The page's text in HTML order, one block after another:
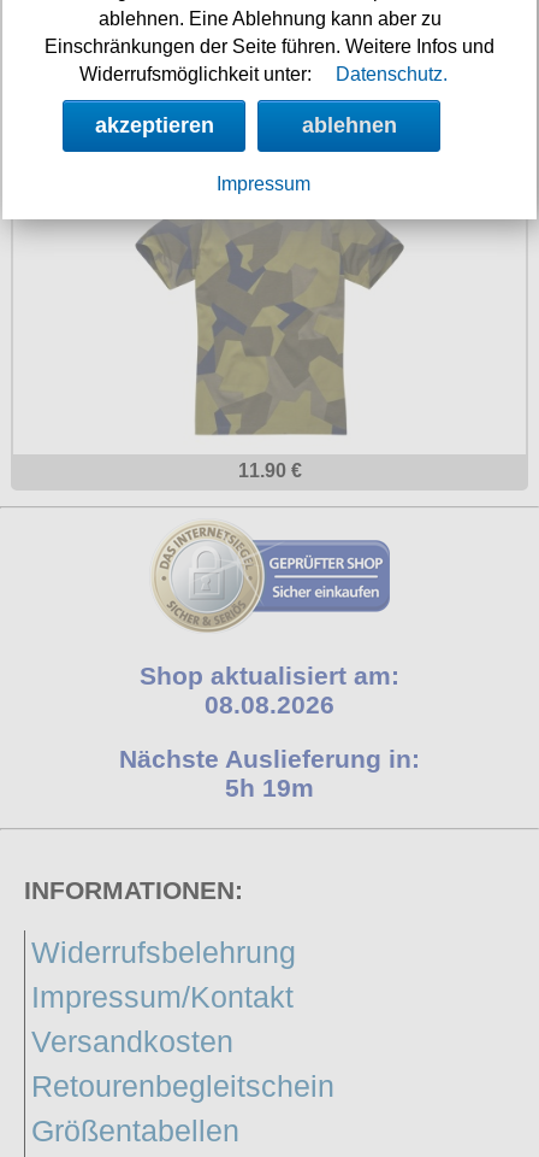
34.90 €
Army T-Shirt schwedentarn
11.90 €
Shop aktualisiert am:
08.08.2026
Nächste Auslieferung in:
5h 19m
INFORMATIONEN:
Widerrufsbelehrung
Impressum/Kontakt
Versandkosten
Retourenbegleitschein
Größentabellen
ablehnen. Eine Ablehnung kann aber zu
Einschränkungen der Seite führen. Weitere Infos und
Widerrufsmöglichkeit unter:
Datenschutz.
akzeptieren ablehnen
Impressum